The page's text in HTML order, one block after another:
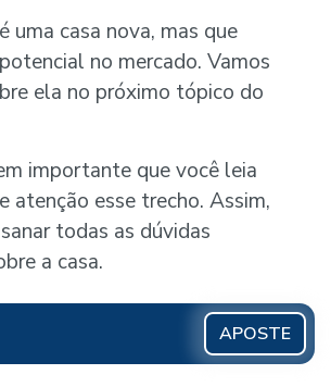
é uma casa nova, mas que
no mercado. Vamos
ela no próximo tópico do
importante que você leia
atenção esse trecho. Assim,
todas as dúvidas
a casa.
APOSTE